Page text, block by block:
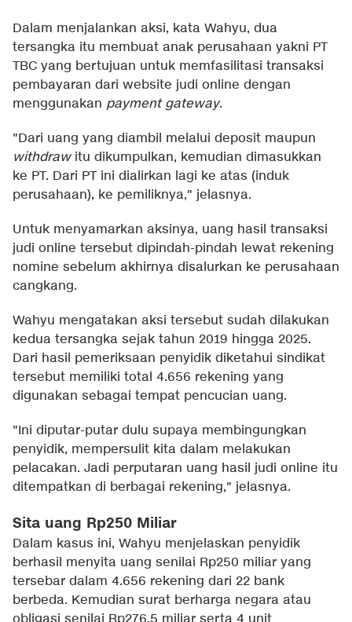
Dalam menjalankan aksi, kata Wahyu, dua
tersangka itu membuat anak perusahaan yakni PT
TBC yang bertujuan untuk memfasilitasi transaksi
pembayaran dari website judi online dengan
menggunakan payment gateway.
"Dari uang yang diambil melalui deposit maupun
withdrawitu dikumpulkan, kemudian dimasukkan
ke PT. Dari PT ini dialirkan lagi ke atas (induk
perusahaan), ke pemiliknya," jelasnya.
Untuk menyamarkan aksinya, uang hasil transaksi
judi online tersebut dipindah-pindah lewat rekening
nomine sebelum akhirnya disalurkan ke perusahaan
cangkang.
Wahyu mengatakan aksi tersebut sudah dilakukan
kedua tersangka sejak tahun 2019 hingga 2025.
Dari hasil pemeriksaan penyidik diketahui sindikat
tersebut memiliki total 4.656 rekening yang
digunakan sebagai tempat pencucian uang.
"Ini diputar-putar dulu supaya membingungkan
penyidik, mempersulit kita dalam melakukan
pelacakan. Jadi perputaran uang hasil judi online itu
ditempatkan di berbagai rekening," jelasnya.
Sita uang Rp250 Miliar
Dalam kasus ini, Wahyu menjelaskan penyidik
berhasil menyita uang senilai Rp250 miliar yang
tersebar dalam 4.656 rekening dari 22 bank
berbeda. Kemudian surat berharga negara atau